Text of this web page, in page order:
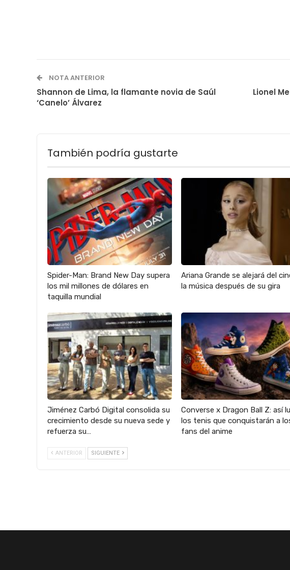
NOTA ANTERIOR
Shannon de Lima, la flamante novia de Saúl
‘Canelo’ Álvarez
Lionel
También podría gustarte
Spider-Man: Brand New Day supera
los mil millones de dólares en
taquilla mundial
Ariana Grande se alejará del
la música después de su gira
Jiménez Carbó Digital consolida su
crecimiento desde su nueva sede y
refuerza su…
Converse x Dragon Ball Z: así
los tenis que conquistarán a
fans del anime
ANTERIOR SIGUIENTE